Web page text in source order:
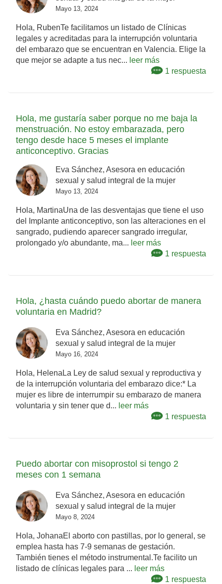
Mayo 13, 2024
Hola, RubenTe facilitamos un listado de Clínicas
legales y acreditadas para la interrupción voluntaria
del embarazo que se encuentran en Valencia. Elige la
que mejor se adapte a tus nec... leer más
1 respuesta
Hola, me gustaría saber porque no me baja la
menstruación. No estoy embarazada, pero
tengo desde hace 5 meses el implante
anticonceptivo. Gracias
Eva Sánchez, Asesora en educación
sexual y salud integral de la mujer
Mayo 13, 2024
Hola, MartinaUna de las desventajas que tiene el uso
del Implante anticonceptivo, son las alteraciones en el
sangrado, pudiendo aparecer sangrado irregular,
prolongado y/o abundante, ma... leer más
1 respuesta
Hola, ¿hasta cuándo puedo abortar de manera
voluntaria en Madrid?
Eva Sánchez, Asesora en educación
sexual y salud integral de la mujer
Mayo 16, 2024
Hola, HelenaLa Ley de salud sexual y reproductiva y
de la interrupción voluntaria del embarazo dice:* La
mujer es libre de interrumpir su embarazo de manera
voluntaria y sin tener que d... leer más
1 respuesta
Puedo abortar con misoprostol si tengo 2
meses con 1 semana
Eva Sánchez, Asesora en educación
sexual y salud integral de la mujer
Mayo 8, 2024
Hola, JohanaEl aborto con pastillas, por lo general, se
emplea hasta has 7-9 semanas de gestación.
También tienes el método instrumental.Te facilito un
listado de clínicas legales para ... leer más
1 respuesta